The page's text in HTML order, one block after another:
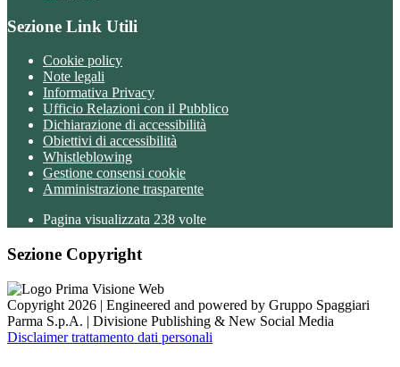
Sezione Link Utili
Cookie policy
Note legali
Informativa Privacy
Ufficio Relazioni con il Pubblico
Dichiarazione di accessibilità
Obiettivi di accessibilità
Whistleblowing
Gestione consensi cookie
Amministrazione trasparente
Pagina visualizzata 238 volte
Sezione Copyright
Copyright 2026 | Engineered and powered by Gruppo Spaggiari
Parma S.p.A. | Divisione Publishing & New Social Media
Disclaimer trattamento dati personali